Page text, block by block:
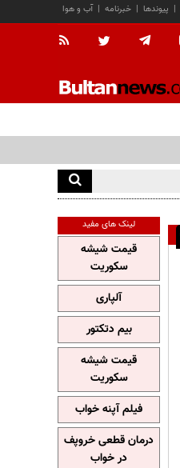
آب و هوا | خبرنامه | پیوندها |
لینک های مفید
قیمت شیشه
سکوریت
آلپاری
بیم دتکتور
قیمت شیشه
سکوریت
فیلم آپنه خواب
درمان قطعی خروپف
در خواب